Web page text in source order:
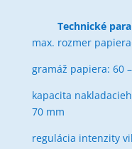
Technické
max. rozmer
gramáž papiera: 60
kapacita
70 mm
regulácia intenzity